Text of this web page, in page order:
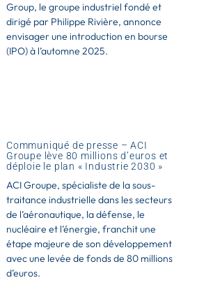
Group, le groupe industriel fondé et
dirigé par Philippe Rivière, annonce
envisager une introduction en bourse
(IPO) à l’automne 2025.
Communiqué de presse – ACI
Groupe lève 80 millions d’euros et
déploie le plan « Industrie 2030 »
ACI Groupe, spécialiste de la sous-
traitance industrielle dans les secteurs
de l’aéronautique, la défense, le
nucléaire et l’énergie, franchit une
étape majeure de son développement
avec une levée de fonds de 80 millions
d’euros.